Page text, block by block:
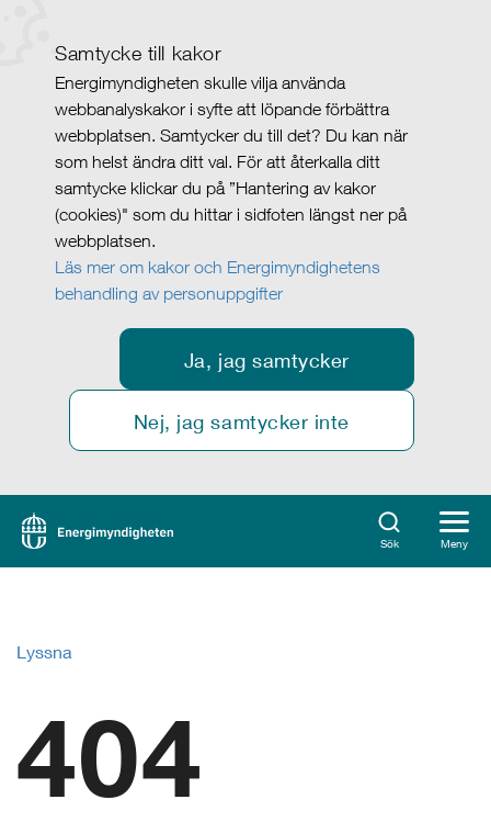
Samtycke till kakor
Energimyndigheten skulle vilja använda
webbanalyskakor i syfte att löpande förbättra
webbplatsen. Samtycker du till det? Du kan när
som helst ändra ditt val. För att återkalla ditt
samtycke klickar du på ”Hantering av kakor
(cookies)" som du hittar i sidfoten längst ner på
webbplatsen.
Läs mer om kakor och Energimyndighetens
behandling av personuppgifter
Ja, jag samtycker
Nej, jag samtycker inte
Sök Meny
Lyssna
404